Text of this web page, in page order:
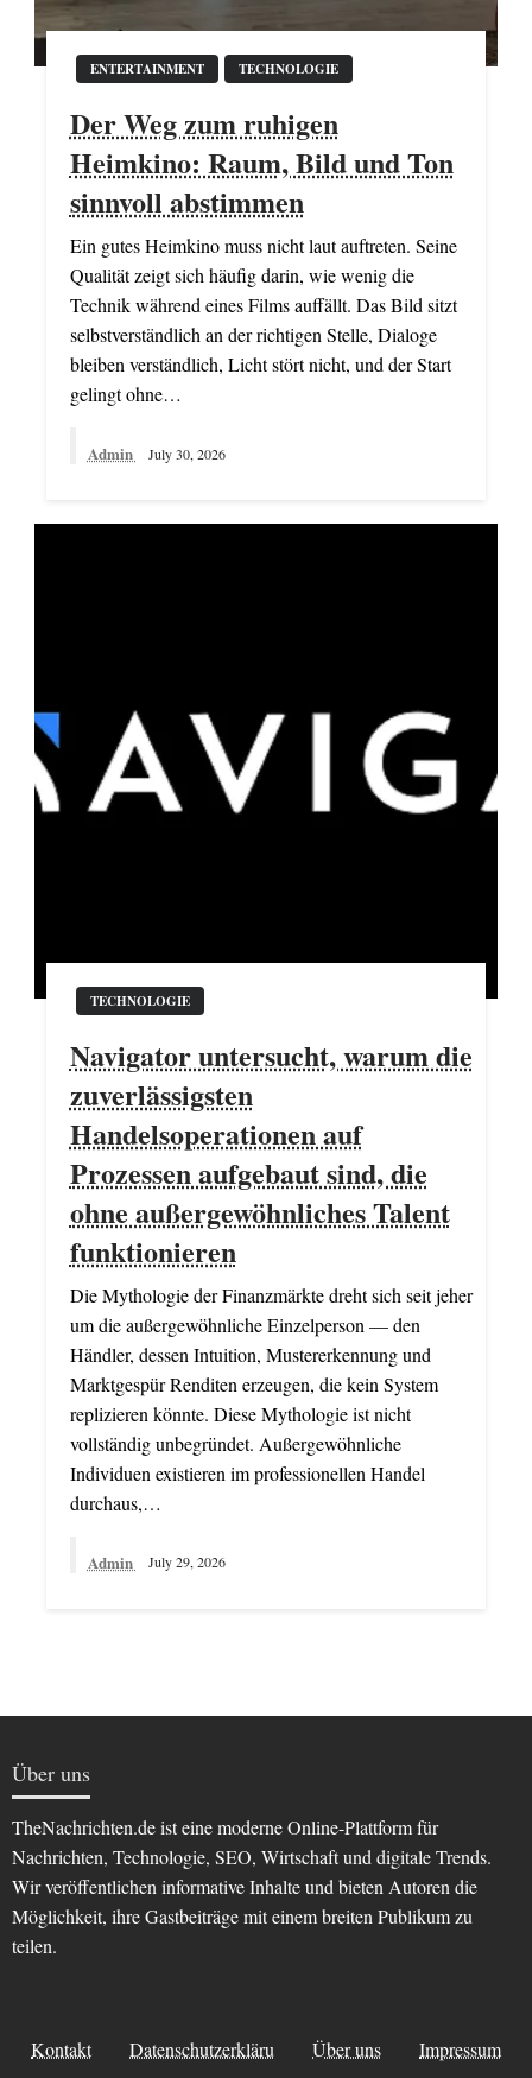
ENTERTAINMENT TECHNOLOGIE
Der Weg zum ruhigen
Heimkino: Raum, Bild und Ton
sinnvoll abstimmen
Ein gutes Heimkino muss nicht laut auftreten. Seine
Qualität zeigt sich häufig darin, wie wenig die
Technik während eines Films auffällt. Das Bild sitzt
selbstverständlich an der richtigen Stelle, Dialoge
bleiben verständlich, Licht stört nicht, und der Start
gelingt ohne…
Admin July 30, 2026
TECHNOLOGIE
Navigator untersucht, warum die
zuverlässigsten
Handelsoperationen auf
Prozessen aufgebaut sind, die
ohne außergewöhnliches Talent
funktionieren
Die Mythologie der Finanzmärkte dreht sich seit jeher
um die außergewöhnliche Einzelperson — den
Händler, dessen Intuition, Mustererkennung und
Marktgespür Renditen erzeugen, die kein System
replizieren könnte. Diese Mythologie ist nicht
vollständig unbegründet. Außergewöhnliche
Individuen existieren im professionellen Handel
durchaus,…
Admin July 29, 2026
Über uns
TheNachrichten.de ist eine moderne Online-Plattform für
Nachrichten, Technologie, SEO, Wirtschaft und digitale Trends.
Wir veröffentlichen informative Inhalte und bieten Autoren die
Möglichkeit, ihre Gastbeiträge mit einem breiten Publikum zu
teilen.
Kontakt Datenschutzerkläru Über uns Impressum